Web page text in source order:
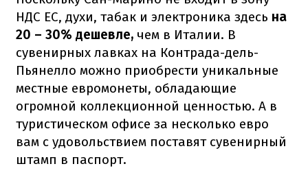
НДС ЕС, духи, табак и электроника здесь на
20 – 30% дешевле, чем в Италии. В
сувенирных лавках на Контрада-дель-
Пьянелло можно приобрести уникальные
местные евромонеты, обладающие
огромной коллекционной ценностью. А в
туристическом офисе за несколько евро
вам с удовольствием поставят сувенирный
штамп в паспорт.